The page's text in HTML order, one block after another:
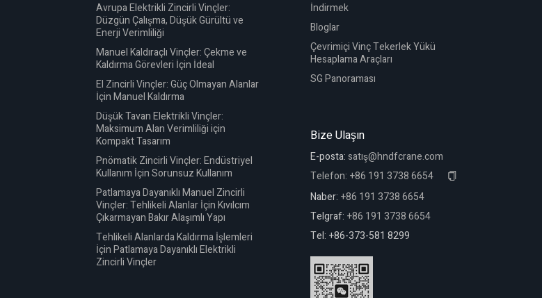
Avrupa Elektrikli Zincirli Vinçler:
Düzgün Çalışma, Düşük Gürültü ve
Enerji Verimliliği
Manuel Kaldıraçlı Vinçler: Çekme ve
Kaldırma Görevleri İçin İdeal
El Zincirli Vinçler: Güç Olmayan Alanlar
İçin Manuel Kaldırma
Düşük Tavan Elektrikli Vinçler:
Maksimum Alan Verimliliği için
Kompakt Tasarım
Pnömatik Zincirli Vinçler: Endüstriyel
Kullanım İçin Sorunsuz Kullanım
Patlamaya Dayanıklı Manuel Zincirli
Vinçler: Tehlikeli Alanlar İçin Kıvılcım
Çıkarmayan Bakır Alaşımlı Yapı
Tehlikeli Alanlarda Kaldırma İşlemleri
İçin Patlamaya Dayanıklı Elektrikli
Zincirli Vinçler
İndirmek
Bloglar
Çevrimiçi Vinç Tekerlek Yükü
Hesaplama Araçları
SG Panoraması
Bize Ulaşın
E-posta:satış@hndfcrane.com
Telefon: +86 191 3738 6654
Naber: +86 191 3738 6654
Telgraf: +86 191 3738 6654
Tel: +86-373-581 8299